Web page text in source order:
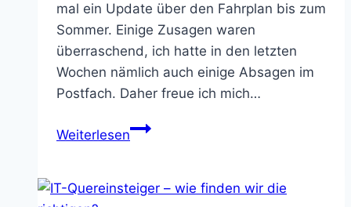
mal ein Update über den Fahrplan bis zum
Sommer. Einige Zusagen waren
überraschend, ich hatte in den letzten
Wochen nämlich auch einige Absagen im
Postfach. Daher freue ich mich…
WeiterlesenNeue